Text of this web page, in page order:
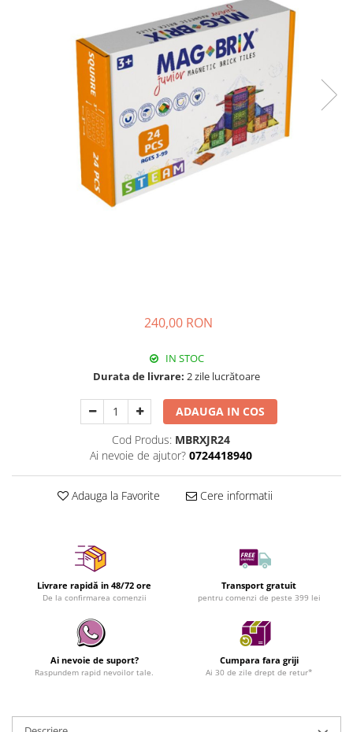
240,00 RON
IN STOC
Durata de livrare: 2 zile lucrătoare
ADAUGA IN COS
Cod Produs: MBRXJR24
Ai nevoie de ajutor? 0724418940
Adauga la Favorite Cere informatii
Livrare rapidă in 48/72 ore
De la confirmarea comenzii
Transport gratuit
pentru comenzi de peste 399 lei
Ai nevoie de suport?
Raspundem rapid nevoilor tale.
Cumpara fara griji
Ai 30 de zile drept de retur*